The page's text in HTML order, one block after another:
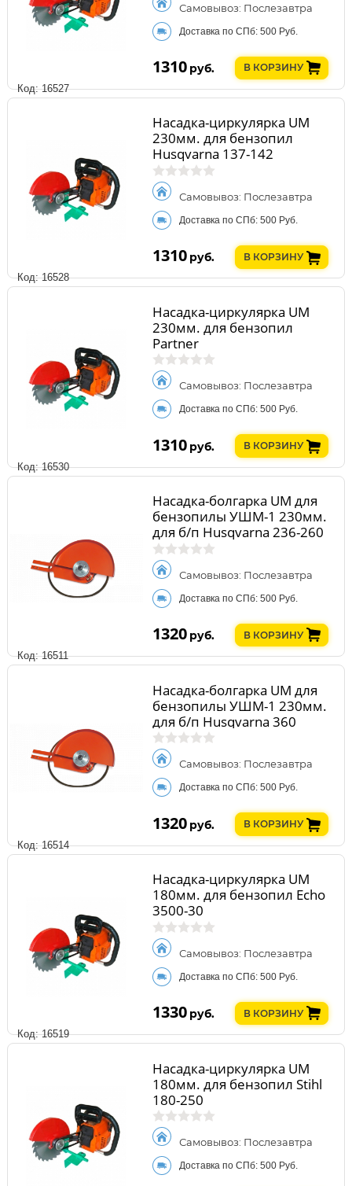
Код: 16527
Самовывоз: Послезавтра
Доставка по СПб: 500 Руб.
1310 руб. В КОРЗИНУ
Код: 16528
Насадка-циркулярка UM
230мм. для бензопил
Husqvarna 137-142
Самовывоз: Послезавтра
Доставка по СПб: 500 Руб.
1310 руб. В КОРЗИНУ
Код: 16530
Насадка-циркулярка UM
230мм. для бензопил
Partner
Самовывоз: Послезавтра
Доставка по СПб: 500 Руб.
1310 руб. В КОРЗИНУ
Код: 16511
Насадка-болгарка UM для
бензопилы УШМ-1 230мм.
для б/п Husqvarna 236-260
Самовывоз: Послезавтра
Доставка по СПб: 500 Руб.
1320 руб. В КОРЗИНУ
Код: 16514
Насадка-болгарка UM для
бензопилы УШМ-1 230мм.
для б/п Husqvarna 360
Самовывоз: Послезавтра
Доставка по СПб: 500 Руб.
1320 руб. В КОРЗИНУ
Код: 16519
Насадка-циркулярка UM
180мм. для бензопил Echo
3500-30
Самовывоз: Послезавтра
Доставка по СПб: 500 Руб.
1330 руб. В КОРЗИНУ
Насадка-циркулярка UM
180мм. для бензопил Stihl
180-250
Самовывоз: Послезавтра
Доставка по СПб: 500 Руб.